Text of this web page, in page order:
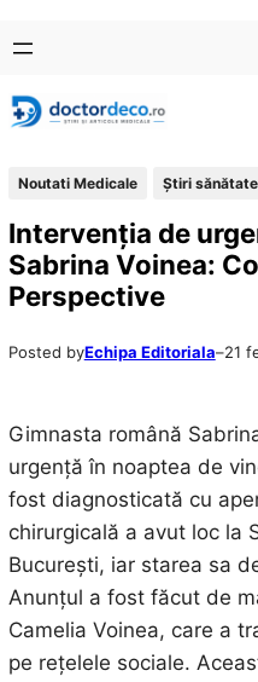
conținut
content
Noutati Medicale Ştiri sănătate
Intervenția de
Sabrina Voinea:
Perspective
Posted byEchipa Editoriala–21
Gimnasta română
urgență în noaptea de
fost diagnosticată cu
chirurgicală a avut loc la
București, iar starea sa
Anunțul a fost făcut de
Camelia Voinea, care a
pe rețelele sociale.